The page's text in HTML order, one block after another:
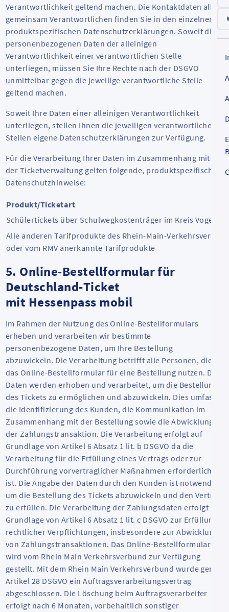
Verantwortlichkeit geltend machen. Die Kontaktdaten aller
gemeinsam Verantwortlichen finden Sie in den einzelnen
produktspezifischen Datenschutzerklärungen. Soweit die
personenbezogenen Daten der alleinigen
Verantwortlichkeit einer verantwortlichen Stelle
unterliegen, müssen Sie Ihre Rechte nach der DSGVO
unmittelbar gegen die jeweilige verantwortliche Stelle
geltend machen.
Soweit Ihre Daten einer alleinigen Verantwortlichkeit
unterliegen, stellen Ihnen die jeweiligen verantwortlichen
Stellen eigene Datenschutzerklärungen zur Verfügung.
Für die Verarbeitung Ihrer Daten im Zusammenhang mit
der Ticketverwaltung gelten folgende, produktspezifische
Datenschutzhinweise:
Produkt/Ticketart
Schülertickets über Schulwegkostenträger im Kreis
Alle anderen Tarifprodukte des Rhein-Main-
oder vom RMV anerkannte Tarifprodukte
5. Online-Bestellformular für
Deutschland-Ticket
mit Hessenpass mobil
Im Rahmen der Nutzung des Online-Bestellformulars
erheben und verarbeiten wir bestimmte
personenbezogene Daten, um Ihre Bestellung
abzuwickeln. Die Verarbeitung betrifft alle Personen, die
das Online-Bestellformular für eine Bestellung nutzen. Die
Daten werden erhoben und verarbeitet, um die Bestellung
des Tickets zu ermöglichen und abzuwickeln. Dies umfasst
die Identifizierung des Kunden, die Kommunikation im
Zusammenhang mit der Bestellung sowie die Abwicklung
der Zahlungstransaktion. Die Verarbeitung erfolgt auf
Grundlage von Artikel 6 Absatz 1 lit. b DSGVO da die
Verarbeitung für die Erfüllung eines Vertrags oder zur
Durchführung vorvertraglicher Maßnahmen erforderlich
ist. Die Angabe der Daten durch den Kunden ist notwendig,
um die Bestellung des Tickets abzuwickeln und den Vertrag
zu erfüllen. Die Verarbeitung der Zahlungsdaten erfolgt auf
Grundlage von Artikel 6 Absatz 1 lit. c DSGVO zur Erfüllung
rechtlicher Verpflichtungen, insbesondere zur Abwicklung
von Zahlungstransaktionen. Das Online-Bestellformular
wird vom Rhein Main Verkehrsverbund zur Verfügung
gestellt. Mit dem Rhein Main Verkehrsverbund wurde gem.
Artikel 28 DSGVO ein Auftragsverarbeitungsvertrag
abgeschlossen. Die Löschung beim Auftragsverarbeiter
erfolgt nach 6 Monaten, vorbehaltlich sonstiger